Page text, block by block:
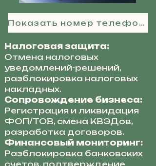
Показать номер телефона
Налоговая защита:
Отмена налоговых
уведомлений-решений,
разблокировка налоговых
накладных.
Сопровождение бизнеса:
Регистрация и ликвидация
ФОП/ТОВ, смена КВЭДов,
разработка договоров.
Финансовый мониторинг:
Разблокировка банковских
счетов, подтверждение